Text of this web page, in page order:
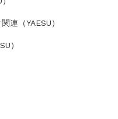
連（YAESU）
）